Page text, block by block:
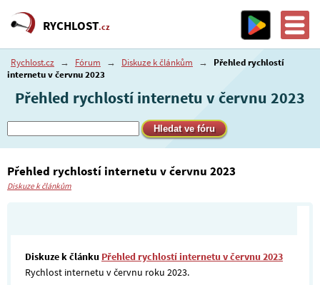
RYCHLOST.cz
Rychlost.cz → Fórum → Diskuze k článkům →
Přehled rychlostí
internetu v červnu 2023
Přehled rychlostí internetu v červnu 2023
Přehled rychlostí internetu v červnu 2023
Diskuze k článkům
Diskuze k článku Přehled rychlostí internetu v červnu 2023
Rychlost internetu v červnu roku 2023.